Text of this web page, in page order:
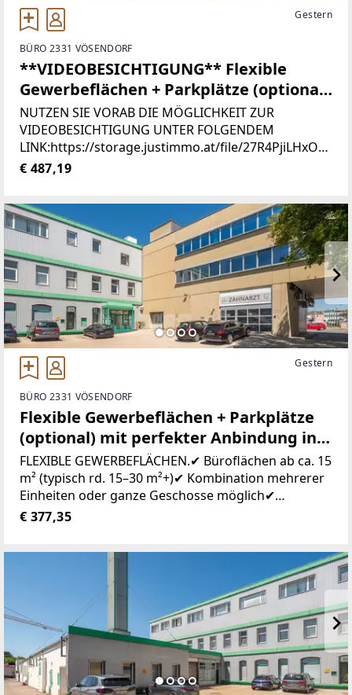
Gestern
BÜRO 2331 VÖSENDORF
**VIDEOBESICHTIGUNG** Flexible
Gewerbeflächen + Parkplätze (optional)
mit perfekter Anbindung in Vösendorf
kurzfristig mieten!
NUTZEN SIE VORAB DIE MÖGLICHKEIT ZUR
VIDEOBESICHTIGUNG UNTER FOLGENDEM
LINK:https://storage.justimmo.at/file/27R4PjiLHxO7
OvwxJiTF2P.mov
Büroflächen
€ 487,19
Gestern
BÜRO 2331 VÖSENDORF
Flexible Gewerbeflächen + Parkplätze
(optional) mit perfekter Anbindung in
Vösendorf kurzfristig mieten!
FLEXIBLE GEWERBEFLÄCHEN.✔ Büroflächen ab ca. 15
m² (typisch rd. 15–30 m²+)✔ Kombination mehrerer
Einheiten oder ganze Geschosse möglich✔
Nutzung: Büro, Lager, Praxis, Werkstatt, uvm.✔
€ 377,35